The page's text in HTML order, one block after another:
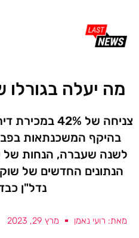
מה יעלה
צניחה של 42%
הנתונים החדשים של
נדל"ן
מאת: רועי נאמן מרץ 29, 2023